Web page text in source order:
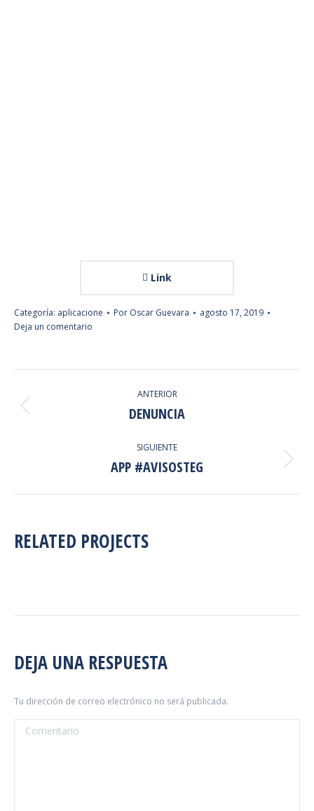
Link
Categoría: aplicacione Por Oscar Guevara
agosto 17, 2019
Deja un comentario
ENTRE
ANTERIOR
Proyecto
DENUNCIA
SIGUIENTE
Proyecto
APP #AVISOSTEG
RELATED PROJECTS
DEJA UNA RESPUESTA
Tu dirección de correo electrónico no será publicada.
Comentario